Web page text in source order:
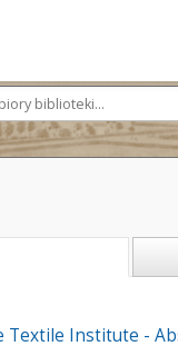
Textile Institute -